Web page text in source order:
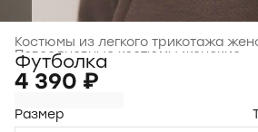
Костюмы из легкого трикотажа
Повседневные костюмы женские
Одежда для женщин
Главная ›
Футболка
4 390 ₽
Размер